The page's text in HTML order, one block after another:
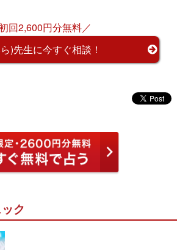
回2,600円分無料／
)先生に今すぐ相談！
ク